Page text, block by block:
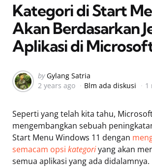
Kategori di Start
Akan Berdasarkan
Aplikasi di
Posted
by
by Gylang Satria
2 years ago
Blm ada diskusi 1
Seperti yang telah kita tahu,
mengembangkan sebuah
Start Menu Windows 11 dengan
semacam opsi kategoriyang akan
semua aplikasi yang ada didalamnya.